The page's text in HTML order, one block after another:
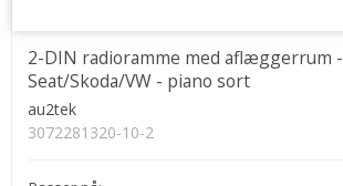
2-DIN radioramme med aflæggerrum -
Seat/Skoda/VW - piano sort
au2tek
3072281320-10-2